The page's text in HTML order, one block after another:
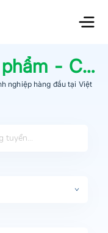
Công nghệ sinh học
nghiệp hàng đầu tại Việt